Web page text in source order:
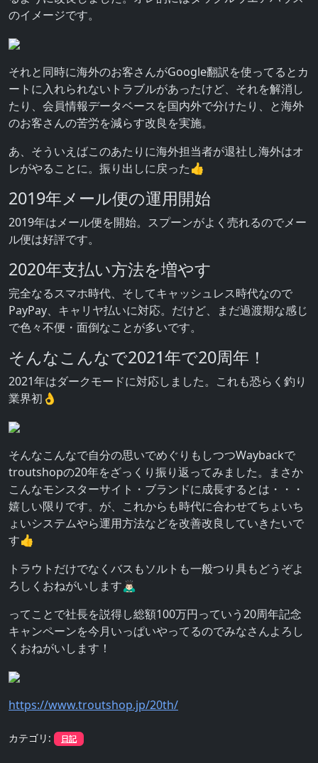
のイメージです。
それと同時に海外のお客さんがGoogle翻訳を使ってるとカ
ートに入れられないトラブルがあったけど、それを解消し
たり、会員情報データベースを国内外で分けたり、と海外
のお客さんの苦労を減らす改良を実施。
あ、そういえばこのあたりに海外担当者が退社し海外はオ
レがやることに。振り出しに戻った👍
2019年メール便の運用開始
2019年はメール便を開始。スプーンがよく売れるのでメー
ル便は好評です。
2020年支払い方法を増やす
完全なるスマホ時代、そしてキャッシュレス時代なので
PayPay、キャリヤ払いに対応。だけど、まだ過渡期な感じ
で色々不便・面倒なことが多いです。
そんなこんなで2021年で20周年！
2021年はダークモードに対応しました。これも恐らく釣り
業界初👌
そんなこんなで自分の思いでめぐりもしつつWaybackで
troutshopの20年をざっくり振り返ってみました。まさか
こんなモンスターサイト・ブランドに成長するとは・・・
嬉しい限りです。が、これからも時代に合わせてちょいち
ょいシステムやら運用方法などを改善改良していきたいで
す👍
トラウトだけでなくバスもソルトも一般つり具もどうぞよ
ろしくおねがいします🙇🏻‍♂️
ってことで社長を説得し総額100万円っていう20周年記念
キャンペーンを今月いっぱいやってるのでみなさんよろし
くおねがいします！
https://www.troutshop.jp/20th/
カテゴリ: 日記